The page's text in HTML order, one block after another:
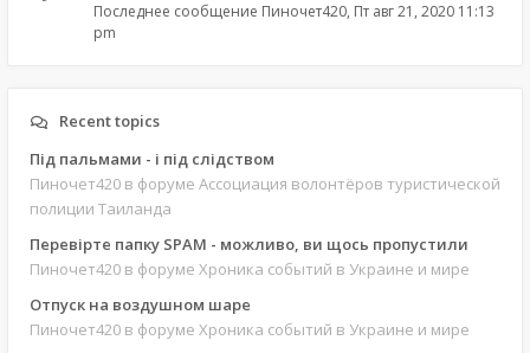
Последнее сообщение Пиночет420, Пт авг 21, 2020 11:13
pm
Recent topics
Під пальмами - і під слідством
Пиночет420 в форуме Ассоциация волонтёров туристической
полиции Таиланда
Перевірте папку SPAM - можливо, ви щось пропустили
Пиночет420 в форуме Хроника событий в Украине и мире
Отпуск на воздушном шаре
Пиночет420 в форуме Хроника событий в Украине и мире